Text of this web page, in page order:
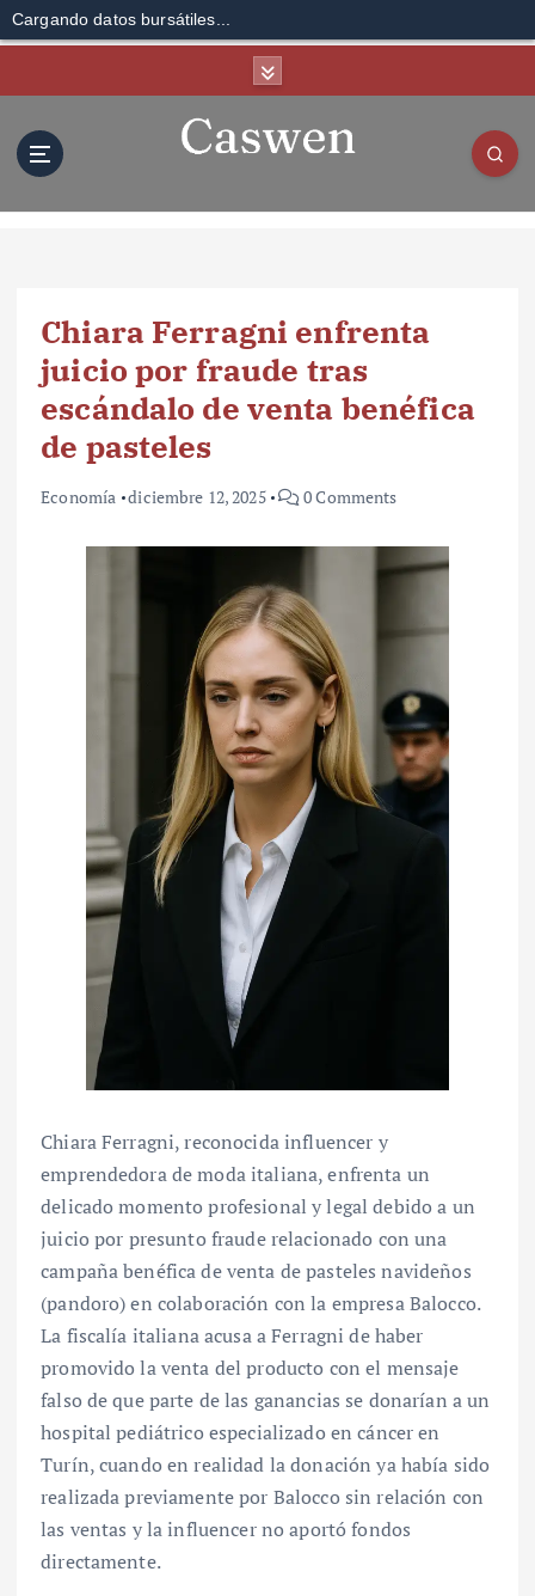
Cargando datos bursátiles...
Chiara Ferragni enfrenta
juicio por fraude tras
escándalo de venta benéfica
de pasteles
Economía diciembre 12, 2025 0 Comments
Chiara Ferragni, reconocida influencer y
emprendedora de moda italiana, enfrenta un
delicado momento profesional y legal debido a un
juicio por presunto fraude relacionado con una
campaña benéfica de venta de pasteles navideños
(pandoro) en colaboración con la empresa Balocco.
La fiscalía italiana acusa a Ferragni de haber
promovido la venta del producto con el mensaje
falso de que parte de las ganancias se donarían a un
hospital pediátrico especializado en cáncer en
Turín, cuando en realidad la donación ya había sido
realizada previamente por Balocco sin relación con
las ventas y la influencer no aportó fondos
directamente.